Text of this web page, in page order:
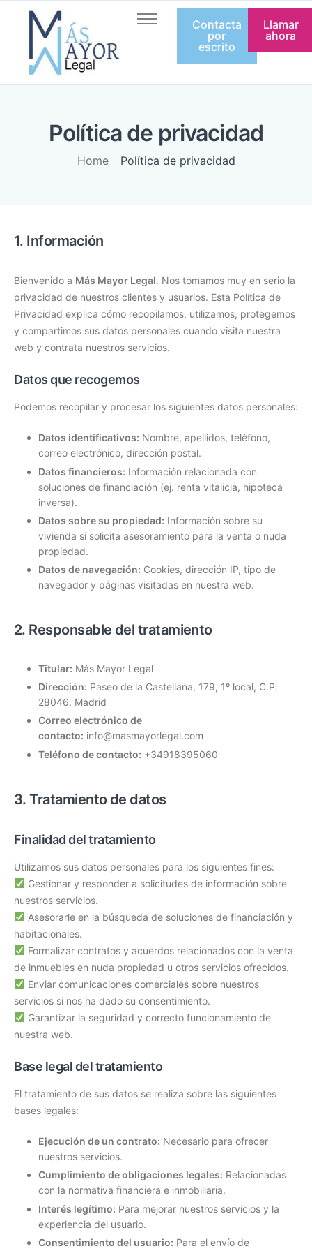
Inicio
Quienes somos
Servicios
Equipo
Contacto
Contacta
por
escrito
Llamar
ahora
Política de privacidad
Home Política de privacidad
1. Información
Bienvenido a Más Mayor Legal. Nos tomamos muy en serio la
privacidad de nuestros clientes y usuarios. Esta Política de
Privacidad explica cómo recopilamos, utilizamos, protegemos
y compartimos sus datos personales cuando visita nuestra
web y contrata nuestros servicios.
Datos que recogemos
Podemos recopilar y procesar los siguientes datos personales:
Datos identificativos: Nombre, apellidos, teléfono,
correo electrónico, dirección postal.
Datos financieros: Información relacionada con
soluciones de financiación (ej. renta vitalicia, hipoteca
inversa).
Datos sobre su propiedad: Información sobre su
vivienda si solicita asesoramiento para la venta o nuda
propiedad.
Datos de navegación: Cookies, dirección IP, tipo de
navegador y páginas visitadas en nuestra web.
2. Responsable del tratamiento
Titular: Más Mayor Legal
Dirección: Paseo de la Castellana, 179, 1º local, C.P.
28046, Madrid
Correo electrónico de
contacto: info@masmayorlegal.com
Teléfono de contacto: +34918395060
3. Tratamiento de datos
Finalidad del tratamiento
Utilizamos sus datos personales para los siguientes fines:
Gestionar y responder a solicitudes de información sobre
nuestros servicios.
Asesorarle en la búsqueda de soluciones de financiación y
habitacionales.
Formalizar contratos y acuerdos relacionados con la venta
de inmuebles en nuda propiedad u otros servicios ofrecidos.
Enviar comunicaciones comerciales sobre nuestros
servicios si nos ha dado su consentimiento.
Garantizar la seguridad y correcto funcionamiento de
nuestra web.
Base legal del tratamiento
El tratamiento de sus datos se realiza sobre las siguientes
bases legales:
Ejecución de un contrato: Necesario para ofrecer
nuestros servicios.
Cumplimiento de obligaciones legales: Relacionadas
con la normativa financiera e inmobiliaria.
Interés legítimo: Para mejorar nuestros servicios y la
experiencia del usuario.
Consentimiento del usuario: Para el envío de